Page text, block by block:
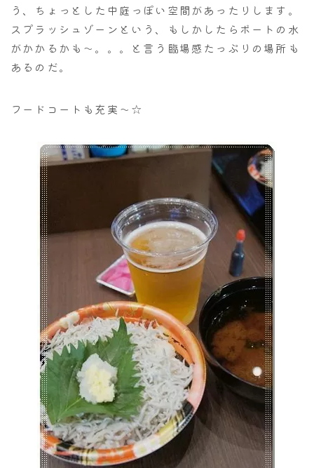
う、ちょっとした中庭っぽい空間があったりします。
スプラッシュゾーンという、もしかしたらボートの水
がかかるかも～。。。と言う臨場感たっぷりの場所も
あるのだ。
フードコートも充実～☆